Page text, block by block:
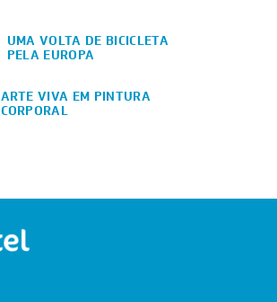
UMA VOLTA DE BICICLETA
PELA EUROPA
ARTE VIVA EM PINTURA
CORPORAL